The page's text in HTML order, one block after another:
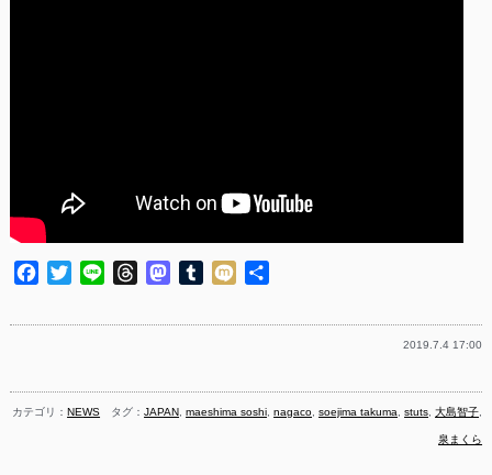
Facebook
TwitterLine ThreadsMastodon
Tumblr
Mixi
2019.7.4 17:00
カテゴリ：NEWS タグ：JAPAN ,maeshima soshi ,nagaco ,soejima takuma ,stuts ,大島智子
泉まくら